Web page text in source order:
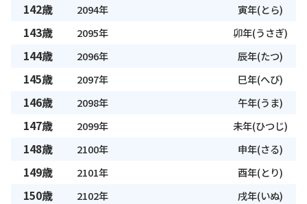
142歳 2094年 寅年(とら)
143歳 2095年 卯年(うさぎ)
144歳 2096年 辰年(たつ)
145歳 2097年 巳年(へび)
146歳 2098年 午年(うま)
147歳 2099年 未年(ひつじ)
148歳 2100年 申年(さる)
149歳 2101年 酉年(とり)
150歳 2102年 戌年(いぬ)